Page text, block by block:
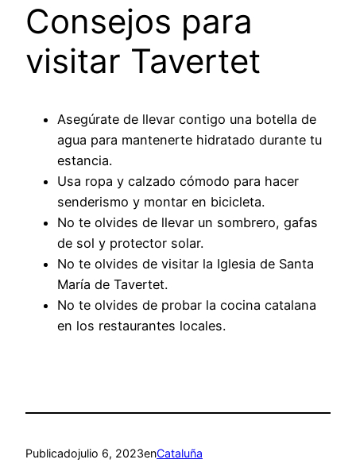
Consejos para
visitar Tavertet
Asegúrate de llevar contigo una botella de
agua para mantenerte hidratado durante tu
estancia.
Usa ropa y calzado cómodo para hacer
senderismo y montar en bicicleta.
No te olvides de llevar un sombrero, gafas
de sol y protector solar.
No te olvides de visitar la Iglesia de Santa
María de Tavertet.
No te olvides de probar la cocina catalana
en los restaurantes locales.
Publicadojulio 6, 2023enCataluña